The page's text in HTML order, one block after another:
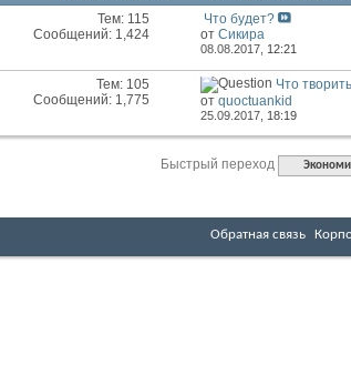
Тем: 115
Сообщений: 1,424
Что будет?
отСикира
08.08.2017, 12:21
Тем: 105
Сообщений: 1,775
Что
отquoctuankid
25.09.2017, 18:19
Быстрый переход
Обратная связь